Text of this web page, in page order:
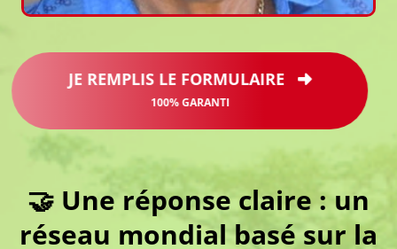
JE REMPLIS LE FORMULAIRE
100% GARANTI
🤝 Une réponse claire : un
réseau mondial basé sur la